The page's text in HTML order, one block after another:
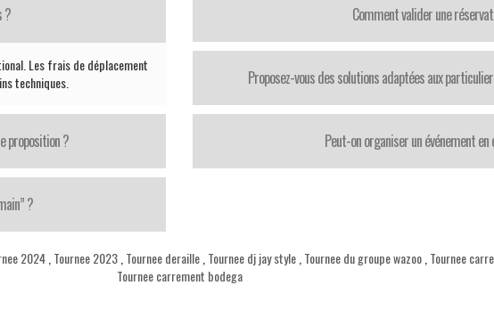
?
Les frais de déplacement
techniques.
proposition ?
?
Comment valider une
Proposez-vous des solutions adaptées aux
Peut-on organiser un événement
2024, Tournee 2023, Tournee deraille, Tournee dj jay style, Tournee du groupe wazoo, Tournee
Tournee carrement bodega